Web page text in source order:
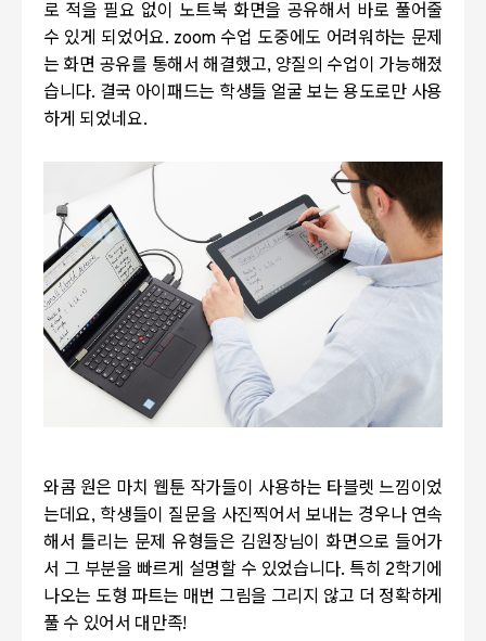
로 적을 필요 없이 노트북 화면을 공유해서 바로 풀어줄
수 있게 되었어요. zoom 수업 도중에도 어려워하는 문제
는 화면 공유를 통해서 해결했고, 양질의 수업이 가능해졌
습니다. 결국 아이패드는 학생들 얼굴 보는 용도로만 사용
하게 되었네요.
와콤 원은 마치 웹툰 작가들이 사용하는 타블렛 느낌이었
는데요, 학생들이 질문을 사진찍어서 보내는 경우나 연속
해서 틀리는 문제 유형들은 김원장님이 화면으로 들어가
서 그 부분을 빠르게 설명할 수 있었습니다. 특히 2학기에
나오는 도형 파트는 매번 그림을 그리지 않고 더 정확하게
풀 수 있어서 대만족!